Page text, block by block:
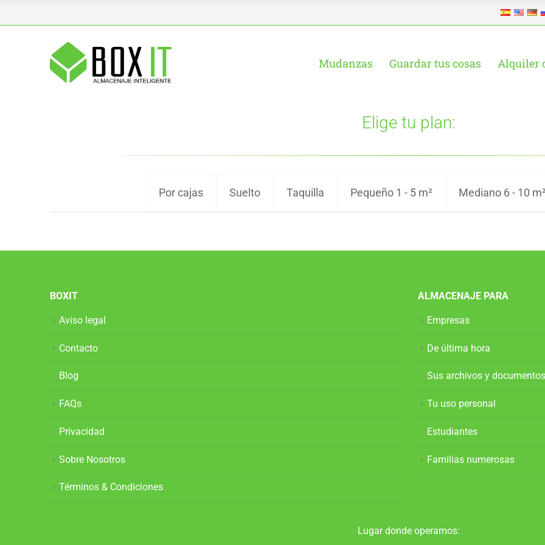
Mudanzas Guardar tus cosas Alquiler
Elige tu plan:
Por cajas Suelto Taquilla Pequeño 1 - 5 m² Mediano 6 - 10
BOXIT
Aviso legal
Contacto
Blog
FAQs
Privacidad
Sobre Nosotros
Términos & Condiciones
ALMACENAJE PARA
Empresas
De última hora
Sus archivos y documentos
Tu uso personal
Estudiantes
Familias numerosas
Lugar donde operamos: